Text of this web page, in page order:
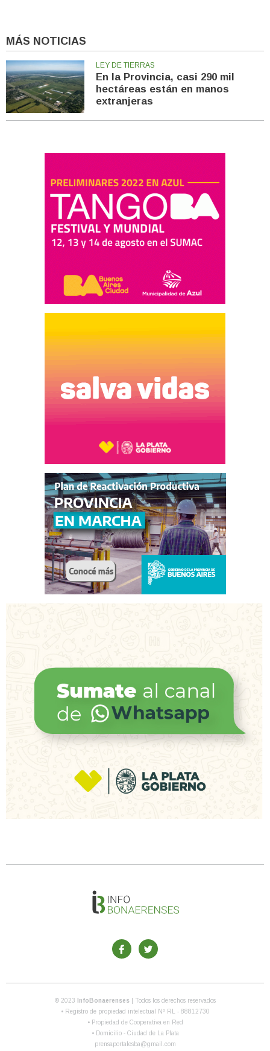
MÁS NOTICIAS
LEY DE TIERRAS
En la Provincia, casi 290 mil
hectáreas están en manos
extranjeras
© 2023 InfoBonaerenses
| Todos los derechos reservados
• Registro de propiedad intelectual Nº RL - 88812730
• Propiedad de Cooperativa en Red
• Domicilio - Ciudad de La Plata
prensaportalesba@gmail.com